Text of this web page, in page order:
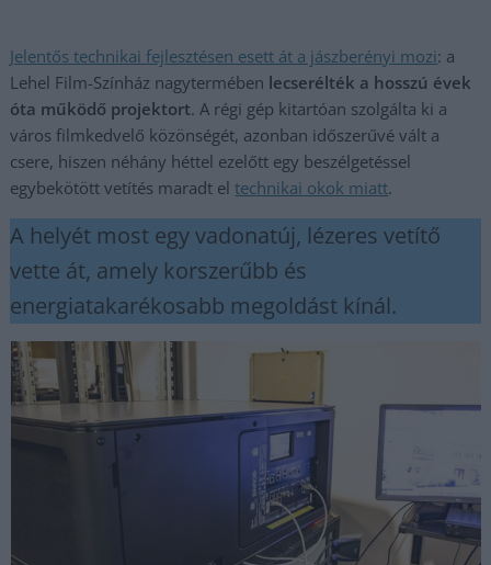
Jelentős technikai fejlesztésen esett át a jászberényi mozi: a
Lehel Film-Színház nagytermében lecserélték a hosszú évek
óta működő projektort. A régi gép kitartóan szolgálta ki a
város filmkedvelő közönségét, azonban időszerűvé vált a
csere, hiszen néhány héttel ezelőtt egy beszélgetéssel
egybekötött vetítés maradt eltechnikai okok miatt.
A helyét most egy vadonatúj, lézeres vetítő
vette át, amely korszerűbb és
energiatakarékosabb megoldást kínál.